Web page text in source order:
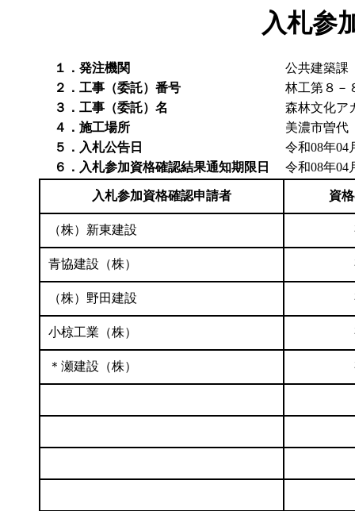
入札参
１．発注機関
公共建築課
２．工事（委託）番号
林工第８－
３．工事（委託）名
森林文化ア
４．施工場所
美濃市曽
５．入札公告日
令和08年04
６．入札参加資格確認結果通知期限日
令和08年04
入札参加資格確認申請者 資
（株）新東建設
青協建設（株）
（株）野田建設
小椋工業（株）
＊瀬建設（株）